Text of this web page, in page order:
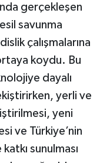
gerçekleşen
savunma
çalışmalarına
koydu. Bu
dayalı
yerli ve
yeni
ve Türkiye’nin
sunulması